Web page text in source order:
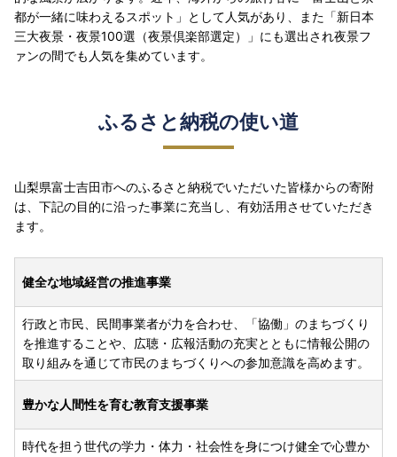
都が一緒に味わえるスポット」として人気があり、また「新日本
三大夜景・夜景100選（夜景倶楽部選定）」にも選出され夜景フ
ァンの間でも人気を集めています。
ふるさと納税の使い道
山梨県富士吉田市へのふるさと納税でいただいた皆様からの寄附
は、下記の目的に沿った事業に充当し、有効活用させていただき
ます。
健全な地域経営の推進事業
行政と市民、民間事業者が力を合わせ、「協働」のまちづくり
を推進することや、広聴・広報活動の充実とともに情報公開の
取り組みを通じて市民のまちづくりへの参加意識を高めます。
豊かな人間性を育む教育支援事業
時代を担う世代の学力・体力・社会性を身につけ健全で心豊か